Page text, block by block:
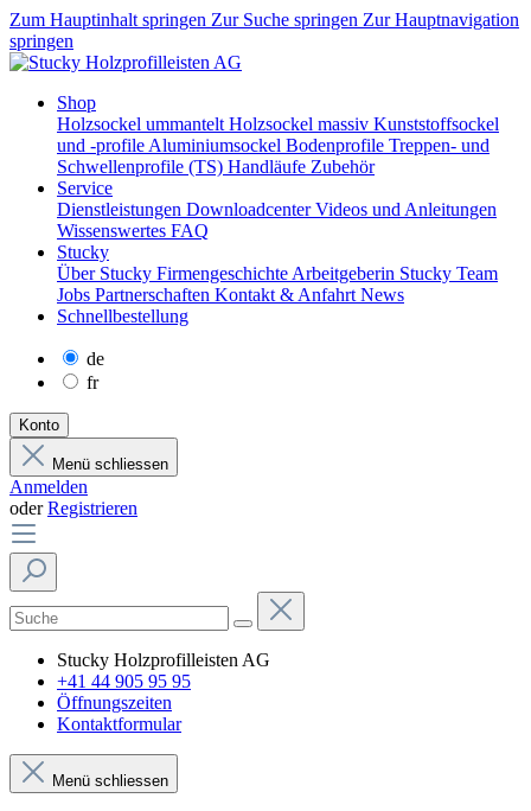
Zum Hauptinhalt springen Zur Suche springen Zur Hauptnavigation
springen
Shop
Holzsockel ummantelt Holzsockel massiv Kunststoffsockel
und -profile Aluminiumsockel Bodenprofile Treppen- und
Schwellenprofile (TS) Handläufe Zubehör
Service
Dienstleistungen Downloadcenter Videos und Anleitungen
Wissenswertes FAQ
Stucky
Über Stucky Firmengeschichte Arbeitgeberin Stucky Team
Jobs Partnerschaften Kontakt & Anfahrt News
Schnellbestellung
de
fr
Konto
Menü schliessen
Anmelden
oderRegistrieren
Stucky Holzprofilleisten AG
+41 44 905 95 95
Öffnungszeiten
Kontaktformular
Menü schliessen